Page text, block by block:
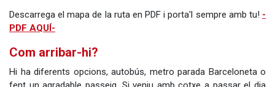
Descarrega el mapa de la ruta en PDF i porta'l sempre amb tu! -
PDF AQUÍ-
Com arribar-hi?
Hi ha diferents opcions, autobús, metro parada Barceloneta o